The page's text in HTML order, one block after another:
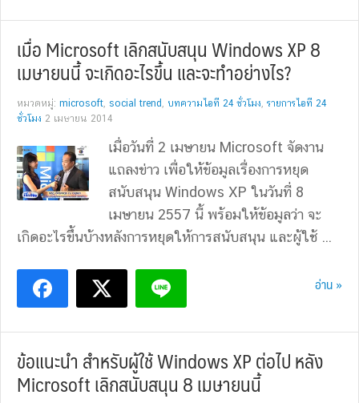
เมื่อ Microsoft เลิกสนับสนุน Windows XP 8
เมษายนนี้ จะเกิดอะไรขึ้น และจะทำอย่างไร?
หมวดหมู่: microsoft, social trend , บทความไอที 24 ชั่วโมง, รายการไอที 24
ชั่วโมง 2 เมษายน 2014
เมื่อวันที่ 2 เมษายน Microsoft จัดงาน
แถลงข่าว เพื่อให้ข้อมูลเรื่องการหยุด
สนับสนุน Windows XP ในวันที่ 8
เมษายน 2557 นี้ พร้อมให้ข้อมูลว่า จะ
เกิดอะไรขึ้นบ้างหลังการหยุดให้การสนับสนุน และผู้ใช้ ...
อ่าน »
ข้อแนะนำ สำหรับผู้ใช้ Windows XP ต่อไป หลัง
Microsoft เลิกสนับสนุน 8 เมษายนนี้